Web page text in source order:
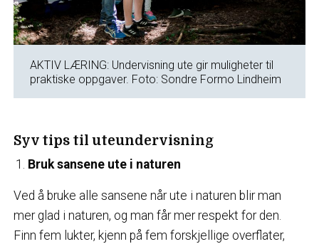
AKTIV LÆRING: Undervisning ute gir muligheter til
praktiske oppgaver. Foto: Sondre Formo Lindheim
Syv tips til uteundervisning
Bruk sansene ute i naturen
Ved å bruke alle sansene når ute i naturen blir man
mer glad i naturen, og man får mer respekt for den.
Finn fem lukter, kjenn på fem forskjellige overflater,